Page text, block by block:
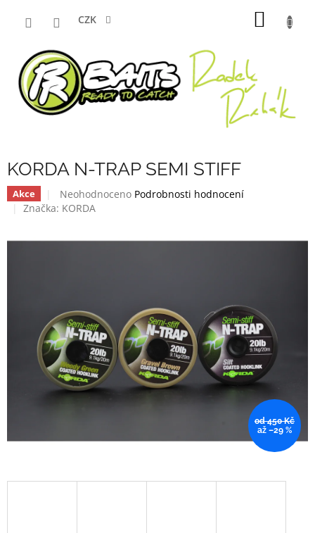
CZK
KORDA N-TRAP SEMI STIFF
Akce
Průměrné
hodnocení
Neohodnoceno Podrobnosti hodnocení
Značka: KORDA
od 450 Kč
až –29 %